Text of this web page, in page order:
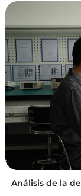
Análisis de la